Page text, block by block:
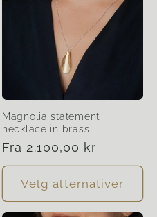
Magnolia statement
necklace in brass
Vanlig
pris
Fra 2.100,00 kr
Velg alternativer